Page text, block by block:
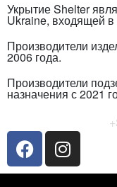
Укрытие Shelter
Ukraine, входящей в
Производители
2006 года.
Производители
назначения с 2021